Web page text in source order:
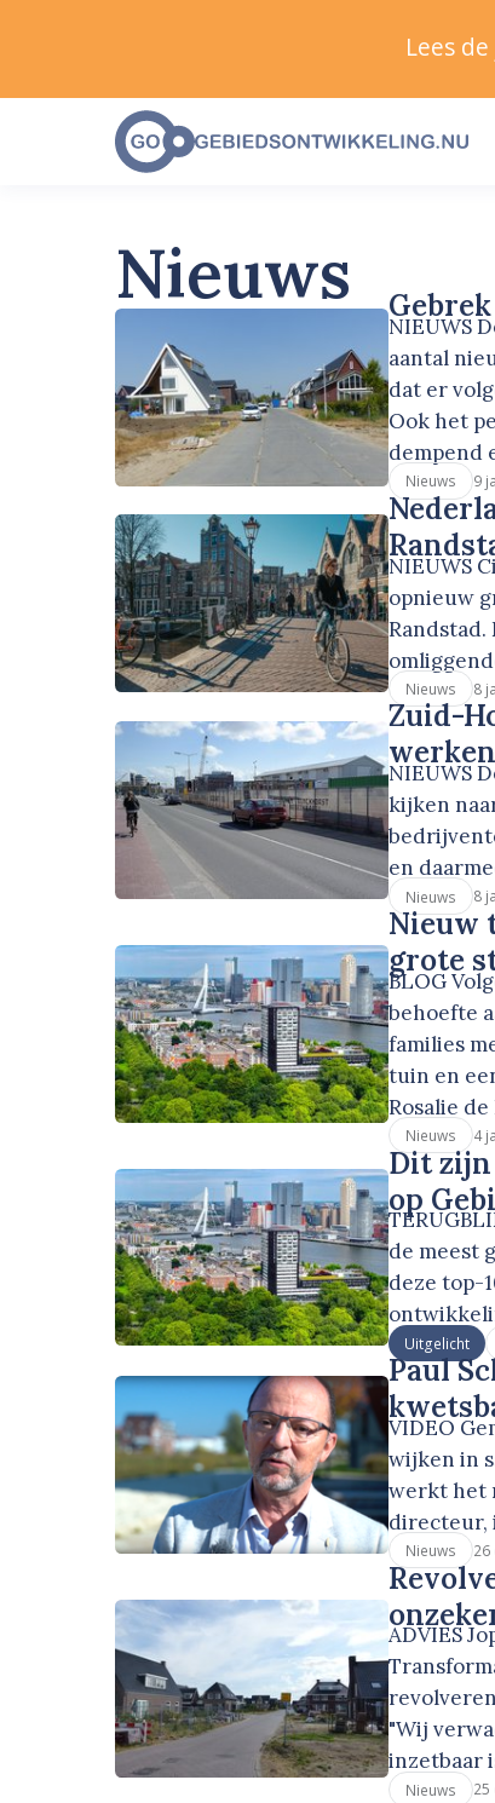
Nieuws
NIEUWS
aantal
dat er
Ook het
dempend
Nieuws 9
NIEUWS
opnieuw
Nieuws 8
Zuid-
NIEUWS
kijken
en
Nieuws 8
Nieuw
grote
BLOG
behoefte
families
tuin en
Rosalie de
Nieuws 4
Dit zijn
op
de meest
deze top-
Uitgelicht
Paul
VIDEO
wijken in
werkt het
directeur,
Nieuws 26
ADVIES
"Wij
inzetbaar
Nieuws 25
Lees